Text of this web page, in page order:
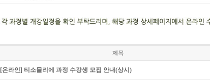
제목
[온라인] 티소믈리에 과정 수강생 모집 안내(상시)